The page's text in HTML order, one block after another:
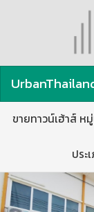
ขายทาวน์เฮ้าส์ ห
ประ